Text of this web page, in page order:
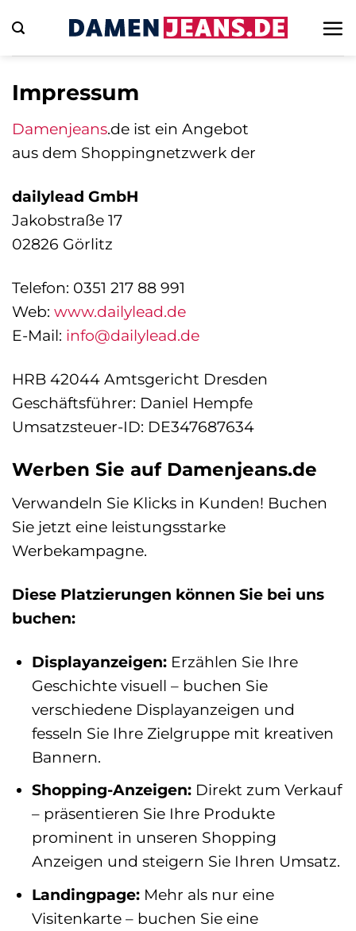
Inhalt
springen
Impressum
Damenjeans.de ist ein Angebot
aus dem Shoppingnetzwerk der
dailylead GmbH
Jakobstraße 17
02826 Görlitz
Telefon: 0351 217 88 991
Web: www.dailylead.de
E-Mail: info@dailylead.de
HRB 42044 Amtsgericht Dresden
Geschäftsführer: Daniel Hempfe
Umsatzsteuer-ID: DE347687634
Werben Sie auf Damenjeans.de
Verwandeln Sie Klicks in Kunden! Buchen
Sie jetzt eine leistungsstarke
Werbekampagne.
Diese Platzierungen können Sie bei uns
buchen:
Displayanzeigen:Erzählen Sie Ihre
Geschichte visuell – buchen Sie
verschiedene Displayanzeigen und
fesseln Sie Ihre Zielgruppe mit kreativen
Bannern.
Shopping-Anzeigen:Direkt zum Verkauf
– präsentieren Sie Ihre Produkte
prominent in unseren Shopping
Anzeigen und steigern Sie Ihren Umsatz.
Landingpage:Mehr als nur eine
Visitenkarte – buchen Sie eine